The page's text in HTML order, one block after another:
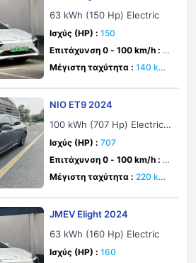
63 kWh (150 Hp) Electric
Ισχύς (HP) : 150
Επιτάχυνση 0 - 100 km/h : δε
υτ.
Μέγιστη ταχύτητα : 140 km/
NIO ET9 2024
100 kWh (707 Hp) Electric 4
WD
Ισχύς (HP) : 707
Επιτάχυνση 0 - 100 km/h : 4.
3 δευτ.
Μέγιστη ταχύτητα : 220 km/
JMEV Elight 2024
63 kWh (160 Hp) Electric
Ισχύς (HP) : 160